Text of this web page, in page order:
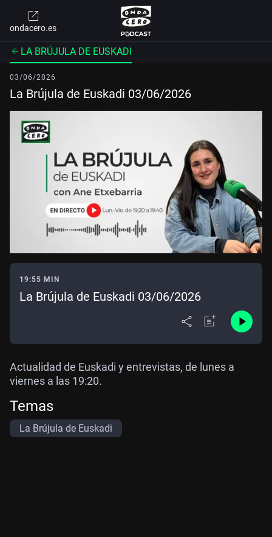
ondacero.es
LA BRÚJULA DE EUSKADI
03/06/2026
La Brújula de Euskadi 03/06/2026
19:55 MIN
La Brújula de Euskadi 03/06/2026
Actualidad de Euskadi y entrevistas, de lunes a
viernes a las 19:20.
Temas
La Brújula de Euskadi